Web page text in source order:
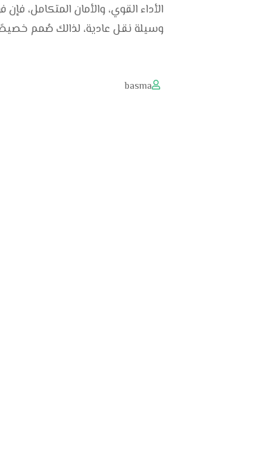
وسيلة نقل عادية، لذالك صُمم
basma